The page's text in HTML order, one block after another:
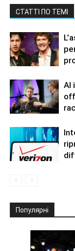
СТАТТІ ПО ТЕМІ
AI
Популярні